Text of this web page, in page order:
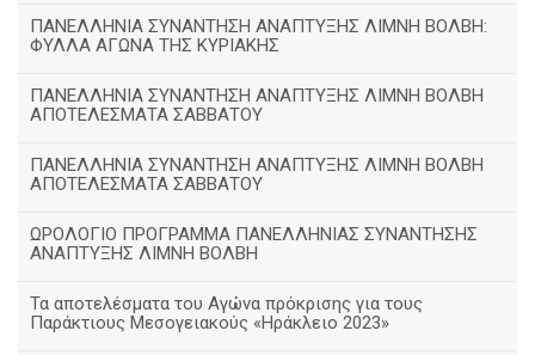
ΠΑΝΕΛΛΗΝΙΑ ΣΥΝΑΝΤΗΣΗ ΑΝΑΠΤΥΞΗΣ ΛΙΜΝΗ ΒΟΛΒΗ:
ΦΥΛΛΑ ΑΓΩΝΑ ΤΗΣ ΚΥΡΙΑΚΗΣ
ΠΑΝΕΛΛΗΝΙΑ ΣΥΝΑΝΤΗΣΗ ΑΝΑΠΤΥΞΗΣ ΛΙΜΝΗ ΒΟΛΒΗ
ΑΠΟΤΕΛΕΣΜΑΤΑ ΣΑΒΒΑΤΟΥ
ΠΑΝΕΛΛΗΝΙΑ ΣΥΝΑΝΤΗΣΗ ΑΝΑΠΤΥΞΗΣ ΛΙΜΝΗ ΒΟΛΒΗ
ΑΠΟΤΕΛΕΣΜΑΤΑ ΣΑΒΒΑΤΟΥ
ΩΡΟΛΟΓΙΟ ΠΡΟΓΡΑΜΜΑ ΠΑΝΕΛΛΗΝΙΑΣ ΣΥΝΑΝΤΗΣΗΣ
ΑΝΑΠΤΥΞΗΣ ΛΙΜΝΗ ΒΟΛΒΗ
Τα αποτελέσματα του Αγώνα πρόκρισης για τους
Παράκτιους Μεσογειακούς «Ηράκλειο 2023»